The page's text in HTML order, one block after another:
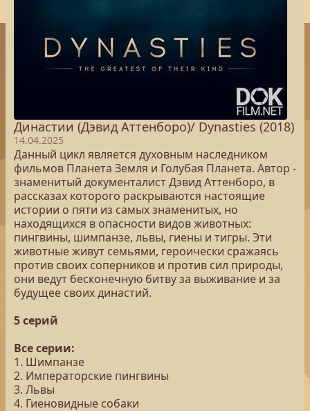
Династии (Дэвид Аттенборо)/ Dynasties (2018)
14.04.2025
Данный цикл является духовным наследником
фильмов Планета Земля и Голубая Планета. Автор -
знаменитый документалист Дэвид Аттенборо, в
рассказах которого раскрываются настоящие
истории о пяти из самых знаменитых, но
находящихся в опасности видов животных:
пингвины, шимпанзе, львы, гиены и тигры. Эти
животные живут семьями, героически сражаясь
против своих соперников и против сил природы,
они ведут бесконечную битву за выживание и за
будущее своих династий.
5 серий
Все серии:
1. Шимпанзе
2. Императорские пингвины
3. Львы
4. Гиеновидные собаки